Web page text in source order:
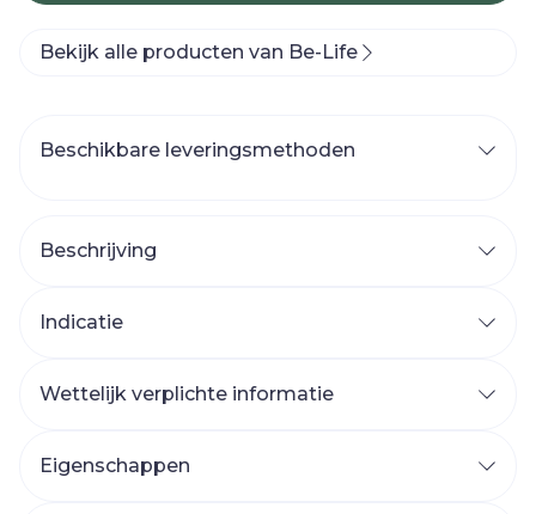
Bekijk alle producten van Be-Life
Beschikbare leveringsmethoden
Beschrijving
Indicatie
Wettelijk verplichte informatie
Eigenschappen